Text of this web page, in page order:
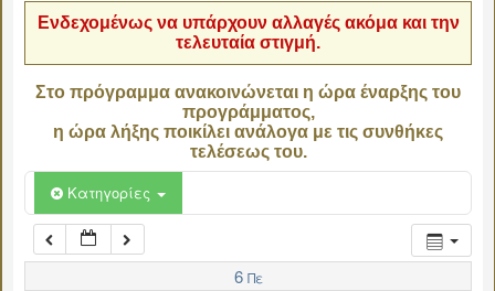
Ενδεχομένως να υπάρχουν αλλαγές ακόμα και την
τελευταία στιγμή.
Στο πρόγραμμα ανακοινώνεται η ώρα έναρξης του
προγράμματος,
η ώρα λήξης ποικίλει ανάλογα με τις συνθήκες
τελέσεως του.
Κατηγορίες
6 Πε
06:00
07:00